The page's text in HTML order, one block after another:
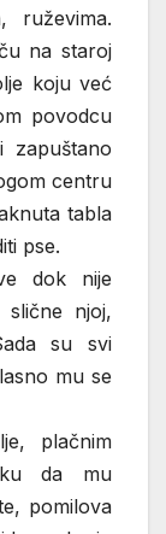
ruževima.
na staroj
koju već
povodcu
zapuštano
centru
tabla
pse.
dok nije
slične njoj,
su svi
mu se
plačnim
da mu
pomilova